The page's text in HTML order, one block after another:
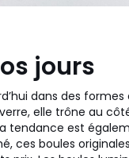
jours
dans des formes
elle trône au
tendance est
ces boules originales